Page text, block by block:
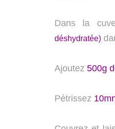
Dans la
déshydratée)
Ajoutez 500g
Pétrissez